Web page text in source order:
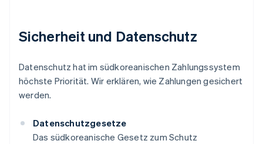
Sicherheit und Datenschutz
Datenschutz hat im südkoreanischen Zahlungssystem
höchste Priorität. Wir erklären, wie Zahlungen gesichert
werden.
Datenschutzgesetze
Das südkoreanische Gesetz zum Schutz